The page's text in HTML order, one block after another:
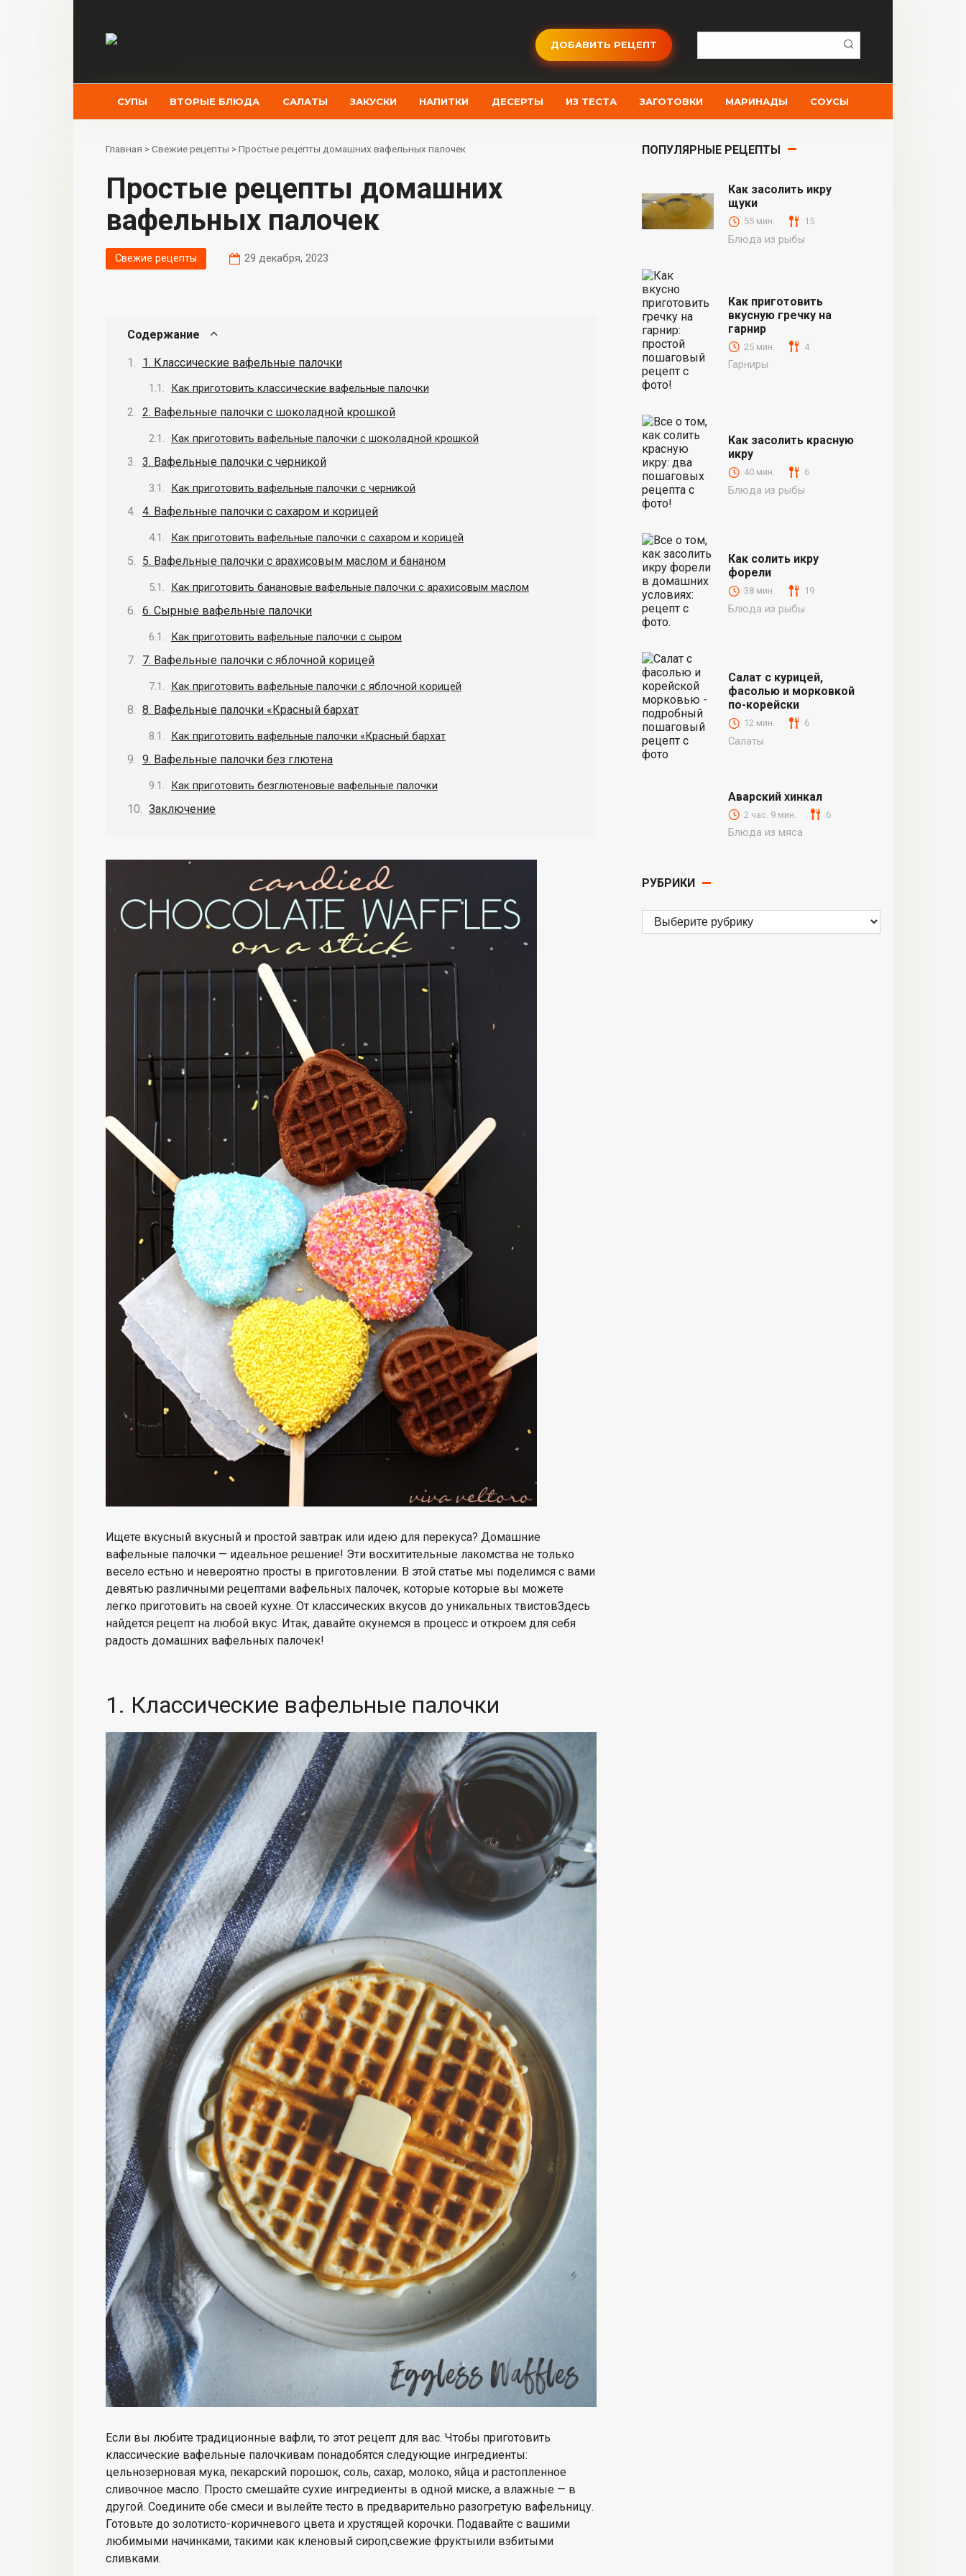
ДОБАВИТЬ РЕЦЕПТ
СУПЫ ВТОРЫЕ БЛЮДА САЛАТЫ ЗАКУСКИ НАПИТКИ ДЕСЕРТЫ ИЗ ТЕСТА ЗАГОТОВКИ МАРИНАДЫ СОУСЫ
Главная >Свежие рецепты >Простые рецепты домашних вафельных палочек
Простые рецепты домашних
вафельных палочек
Свежие рецепты 29 декабря, 2023
Содержание
1. Классические вафельные палочки
Как приготовить классические вафельные палочки
2. Вафельные палочки с шоколадной крошкой
Как приготовить вафельные палочки с шоколадной крошкой
3. Вафельные палочки с черникой
Как приготовить вафельные палочки с черникой
4. Вафельные палочки с сахаром и корицей
Как приготовить вафельные палочки с сахаром и корицей
5. Вафельные палочки с арахисовым маслом и бананом
Как приготовить банановые вафельные палочки с арахисовым маслом
6. Сырные вафельные палочки
Как приготовить вафельные палочки с сыром
7. Вафельные палочки с яблочной корицей
Как приготовить вафельные палочки с яблочной корицей
8. Вафельные палочки «Красный бархат
Как приготовить вафельные палочки «Красный бархат
9. Вафельные палочки без глютена
Как приготовить безглютеновые вафельные палочки
Заключение
Ищете вкусный вкусный и простой завтрак или идею для перекуса? Домашние
вафельные палочки — идеальное решение! Эти восхитительные лакомства не только
весело естьно и невероятно просты в приготовлении. В этой статье мы поделимся с вами
девятью различными рецептами вафельных палочек, которые которые вы можете
легко приготовить на своей кухне. От классических вкусов до уникальных твистовЗдесь
найдется рецепт на любой вкус. Итак, давайте окунемся в процесс и откроем для себя
радость домашних вафельных палочек!
1. Классические вафельные палочки
Если вы любите традиционные вафли, то этот рецепт для вас. Чтобы приготовить
классические вафельные палочкивам понадобятся следующие ингредиенты:
цельнозерновая мука, пекарский порошок, соль, сахар, молоко, яйца и растопленное
сливочное масло. Просто смешайте сухие ингредиенты в одной миске, а влажные — в
другой. Соедините обе смеси и вылейте тесто в предварительно разогретую вафельницу.
Готовьте до золотисто-коричневого цвета и хрустящей корочки. Подавайте с вашими
любимыми начинками, такими как кленовый сироп,свежие фруктыили взбитыми
сливками.
ПОПУЛЯРНЫЕ РЕЦЕПТЫ
Как засолить икру
щуки
55 мин. 15
Блюда из рыбы
Как приготовить
вкусную гречку на
гарнир
25 мин. 4
Гарниры
Как засолить красную
икру
40 мин. 6
Блюда из рыбы
Как солить икру
форели
38 мин. 19
Блюда из рыбы
Салат с курицей,
фасолью и морковкой
по-корейски
12 мин. 6
Салаты
Аварский хинкал
2 час. 9 мин. 6
Блюда из мяса
РУБРИКИ
Рубрики